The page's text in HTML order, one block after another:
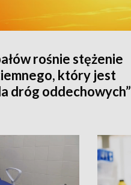
rośnie stężenie
który jest
dróg oddechowych”